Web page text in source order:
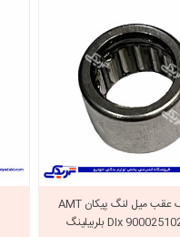
بلبرینگ عقب میل لنگ پیکان AMT